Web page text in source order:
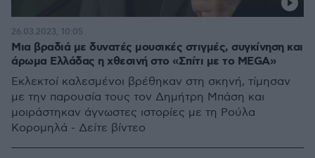
Μια βραδιά με δυνατές μουσικές στιγμές, συγκίνηση και
άρωμα Ελλάδας η χθεσινή στο «Σπίτι με το MEGA»
Εκλεκτοί καλεσμένοι βρέθηκαν στη σκηνή, τίμησαν
με την παρουσία τους τον Δημήτρη Μπάση και
μοιράστηκαν άγνωστες ιστορίες με τη Ρούλα
Κορομηλά - Δείτε βίντεο
26.03.2023, 10:05